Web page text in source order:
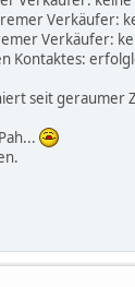
Verkäufer:
Verkäufer:
Kontaktes:
seit geraumer